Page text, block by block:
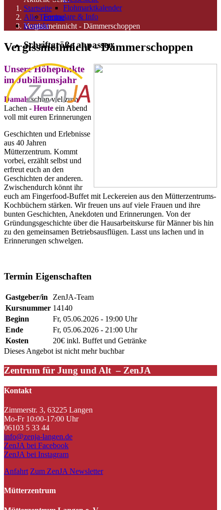
Flohmarktkalender
Formulare & Info
Kontakt
Schriftgröße anpassen
Startseite
Alle Termine
Vergissmeinnicht - Dämmerschoppen
Vergissmeinnicht - Dämmerschoppen
Unsere Höhepunkte
im Jubiläumsjahr
Damalsschon viel zum
Lachen - Heute ein Abend
voll mit euren Erinnerungen
Geschichten und Erlebnisse
aus 40 Jahren
Mütterzentrum. Kommt
vorbei, erzählt selbst und
erfreut euch an den
Geschichten der anderen.
Zwischendurch könnt ihr
euch am Fingerfood-Buffet mit Leckereien aus den Mütterzentrums-
Kochbüchern stärken. Wir freuen uns auf viele Frauen und ihre
bunten Geschichten, Anekdoten und Erinnerungen. Von der
Gründungsgeschichte über die Hausarbeitskurse für Männer bis hin
zu den gemeinsamen Betriebsausflügen. Lasst uns lachen und in
Erinnerungen schwelgen.
Termin Eigenschaften
Gastgeber/in
ZenJA-Team
Kursnummer 14140
Beginn
Fr, 05.06.2026 - 19:00 Uhr
Ende
Fr, 05.06.2026 - 21:00 Uhr
Kosten
20€ inkl. Buffet und Getränke
Dieses Angebot ist nicht mehr buchbar
Zentrum für Jung und Alt – ZenJA
Kontakt
Zimmerstr. 3, 63225 Langen
Mo-Fr 10:00-17:00 Uhr
06103 5 33 44
info@zenja-langen.de
ZenJA bei Facebook
ZenJA bei Instagram
Anfahrt Zum ZenJA Newsletter
Mütterzentrum